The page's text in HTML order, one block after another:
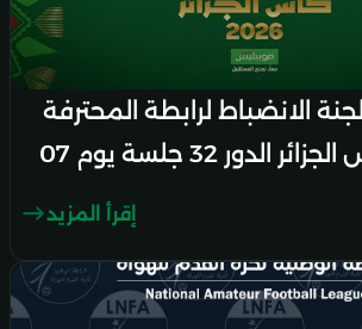
محضر رقم 01 لجنة الانضباط لرابطة المحترفة
لكرة القدم، كأس الجزائر الدور 32 جلسة يوم 07
إقرأ المزيد